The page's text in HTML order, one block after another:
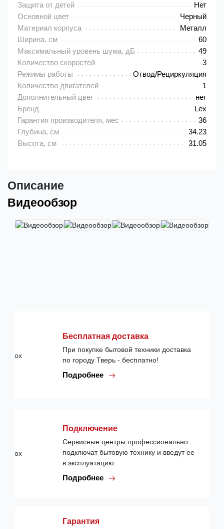
Защита от детей
Нет
Основной цвет
Черный
Материал корпуса
Металл
Ширина, см
60
Максимальный уровень шума, дБ
49
Количество скоростей
3
Режимы работы
Отвод/Рециркуляция
Количество двигателей
1
Дополнительный цвет
нет
Бренд
Lex
Гарантия производителя, мес
36
Глубина, см
34.23
Высота, см
31.05
Описание
Видеообзор
Бесплатная доставка
При покупке бытовой техники доставка
по городу Тверь - бесплатно!
Подробнее
Подключение
Сервисные центры профессионально
подключат бытовую технику и введут ее
в эксплуатацию.
Подробнее
Гарантия